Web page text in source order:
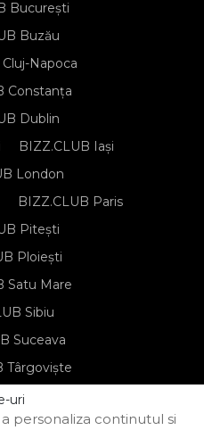
București
Buzău
Napoca
Constanța
Dublin
BIZZ.CLUB Iași
London
BIZZ.CLUB Paris
Pitești
Ploiești
Satu Mare
Sibiu
Suceava
Târgoviște
Mureș
Timișoara
uri
personaliza continutul si